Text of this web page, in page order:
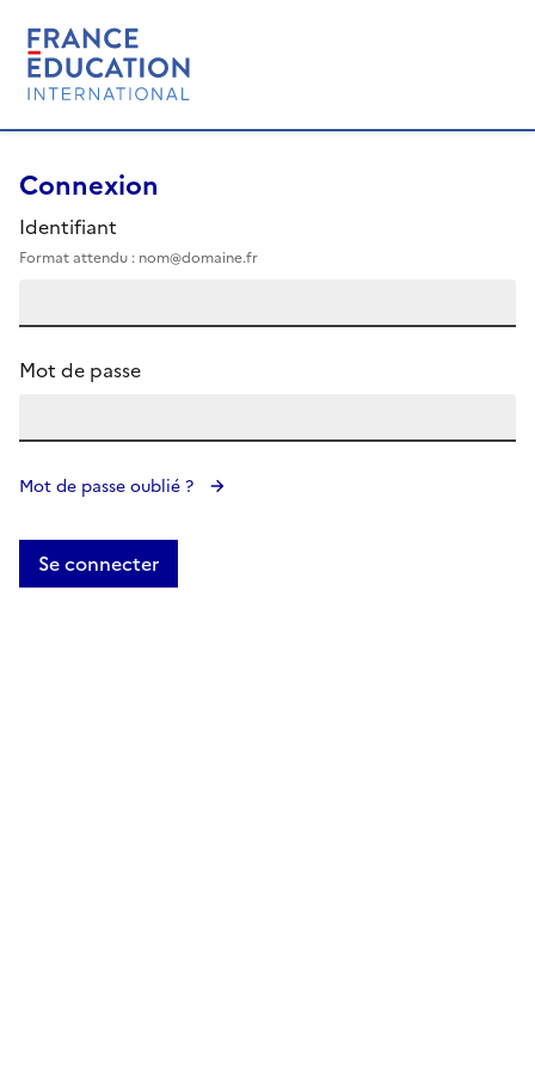
Connexion
Identifiant
Format attendu : nom@domaine.fr
Mot de passe
Mot de passe oublié ?
Se connecter